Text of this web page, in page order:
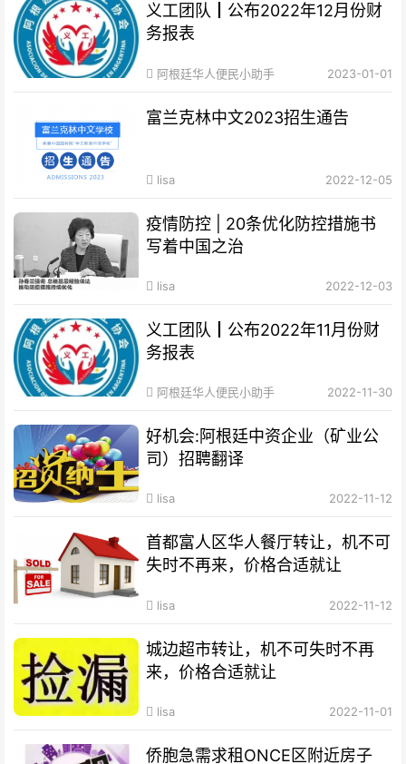
义工团队┃公布2022年12月份财
务报表
阿根廷华人便民小助手 2023-01-01
富兰克林中文2023招生通告
lisa 2022-12-05
疫情防控 | 20条优化防控措施书
写着中国之治
lisa 2022-12-03
义工团队┃公布2022年11月份财
务报表
阿根廷华人便民小助手 2022-11-30
好机会:阿根廷中资企业（矿业公
司）招聘翻译
lisa 2022-11-12
首都富人区华人餐厅转让，机不可
失时不再来，价格合适就让
lisa 2022-11-12
城边超市转让，机不可失时不再
来，价格合适就让
lisa 2022-11-01
侨胞急需求租ONCE区附近房子